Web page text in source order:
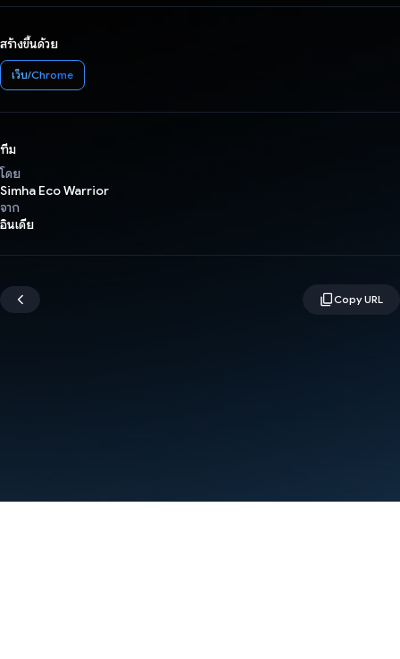
สร้างขึ้นด้วย
เว็บ/Chrome
ทีม
โดย
Simha Eco Warrior
จาก
อินเดีย